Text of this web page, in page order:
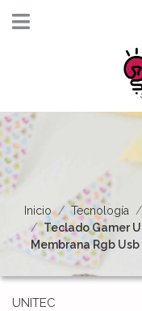
Inicio Tecnología
Teclado Gamer
Membrana Rgb Usb
UNITEC